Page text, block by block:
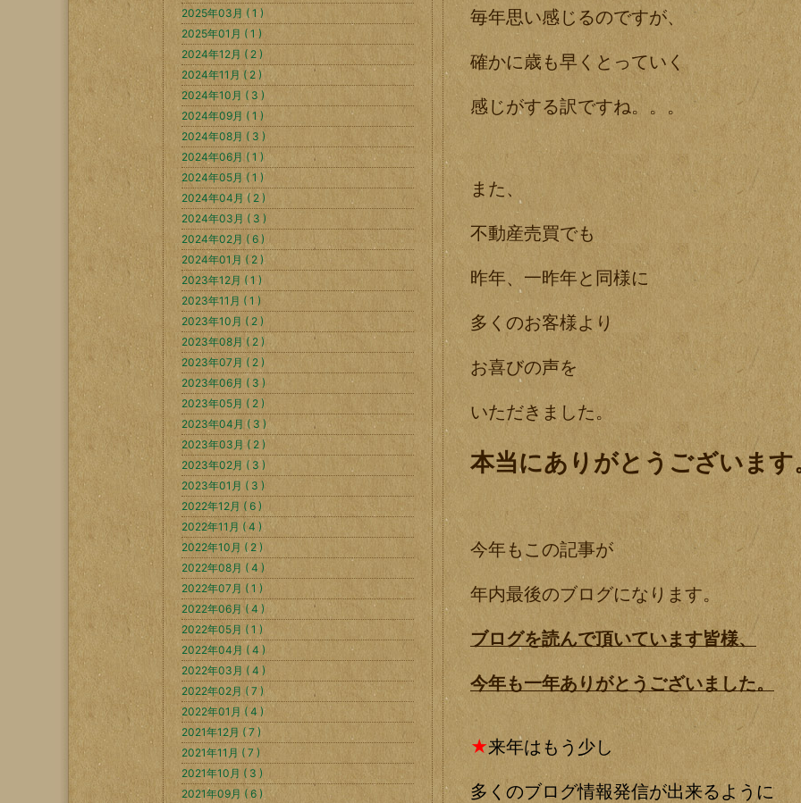
毎年思い感じるのですが、
確かに歳も早くとっていく
感じがする訳ですね。。。
また、
不動産売買でも
昨年、一昨年と同様に
多くのお客様より
お喜びの声を
いただきました。
本当にありがとうございます
今年もこの記事が
年内最後のブログになります。
ブログを読んで頂いています皆様、
今年も一年ありがとうございました。
★来年はもう少し
多くのブログ情報発信が出来るように
2025年03月 ( 1 )
2025年01月 ( 1 )
2024年12月 ( 2 )
2024年11月 ( 2 )
2024年10月 ( 3 )
2024年09月 ( 1 )
2024年08月 ( 3 )
2024年06月 ( 1 )
2024年05月 ( 1 )
2024年04月 ( 2 )
2024年03月 ( 3 )
2024年02月 ( 6 )
2024年01月 ( 2 )
2023年12月 ( 1 )
2023年11月 ( 1 )
2023年10月 ( 2 )
2023年08月 ( 2 )
2023年07月 ( 2 )
2023年06月 ( 3 )
2023年05月 ( 2 )
2023年04月 ( 3 )
2023年03月 ( 2 )
2023年02月 ( 3 )
2023年01月 ( 3 )
2022年12月 ( 6 )
2022年11月 ( 4 )
2022年10月 ( 2 )
2022年08月 ( 4 )
2022年07月 ( 1 )
2022年06月 ( 4 )
2022年05月 ( 1 )
2022年04月 ( 4 )
2022年03月 ( 4 )
2022年02月 ( 7 )
2022年01月 ( 4 )
2021年12月 ( 7 )
2021年11月 ( 7 )
2021年10月 ( 3 )
2021年09月 ( 6 )